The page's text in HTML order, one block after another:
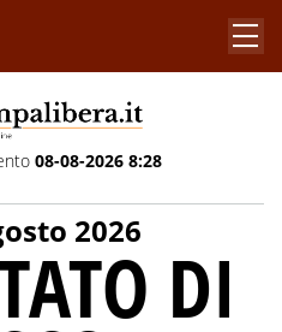
08-08-2026 8:28
2026
DI